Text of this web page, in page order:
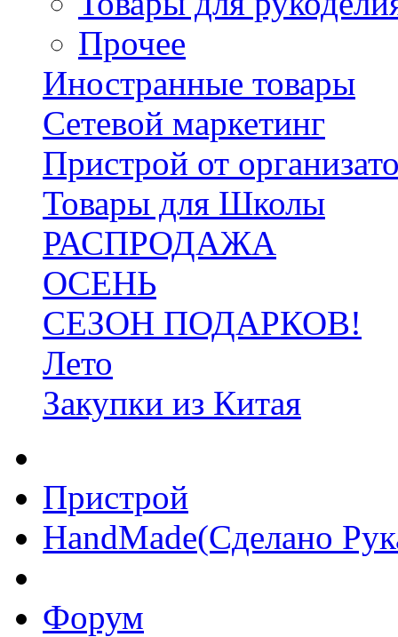
Прочее
Иностранные товары
Сетевой маркетинг
Пристрой от
Товары для Школы
РАСПРОДАЖА
ОСЕНЬ
СЕЗОН ПОДАРКОВ!
Лето
Закупки из Китая
Пристрой
HandMade(Сделано
Форум